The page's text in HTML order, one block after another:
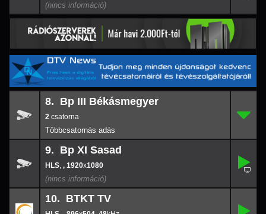
8. Bp III Békásmegyer
2
9. Bp XI Sasad
, , 1920x1080
,
1920x
10.
10. BTKT TV
x504